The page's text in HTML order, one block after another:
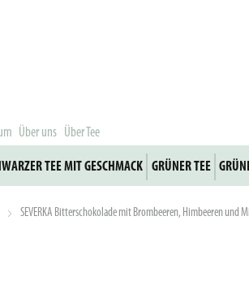
Über uns Über Tee
TEE MIT GESCHMACK GRÜNER TEE
SEVERKA Bitterschokolade mit Brombeeren, Himbeeren und